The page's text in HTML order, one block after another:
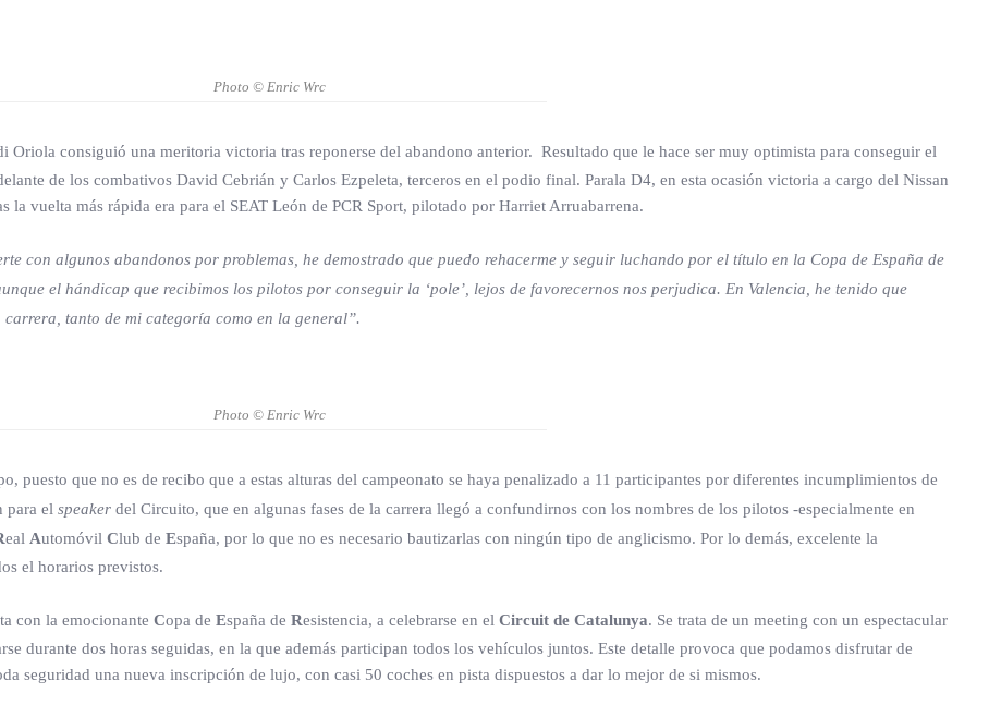
Photo © Enric Wrc
Oriola consiguió una meritoria victoria tras reponerse del abandono anterior. Resultado que le hace ser muy optimista para conseguir el
de los combativos David Cebrián y Carlos Ezpeleta, terceros en el podio final. Parala D4, en esta ocasión victoria a cargo del Nissan
la vuelta más rápida era para el SEAT León de PCR Sport, pilotado por Harriet Arruabarrena.
con algunos abandonos por problemas, he demostrado que puedo rehacerme y seguir luchando por el título en la Copa de España de
el hándicap que recibimos los pilotos por conseguir la ‘pole’, lejos de favorecernos nos perjudica. En Valencia, he tenido que
tanto de mi categoría como en la general”.
Photo © Enric Wrc
puesto que no es de recibo que a estas alturas del campeonato se haya penalizado a 11 participantes por diferentes incumplimientos de
para el speaker del Circuito, que en algunas fases de la carrera llegó a confundirnos con los nombres de los pilotos -especialmente en
eal Automóvil Club de España, por lo que no es necesario bautizarlas con ningún tipo de anglicismo. Por lo demás, excelente la
el horarios previstos.
con la emocionante Copa de España de Resistencia, a celebrarse en el Circuit de Catalunya. Se trata de un meeting con un espectacular
durante dos horas seguidas, en la que además participan todos los vehículos juntos. Este detalle provoca que podamos disfrutar de
seguridad una nueva inscripción de lujo, con casi 50 coches en pista dispuestos a dar lo mejor de si mismos.